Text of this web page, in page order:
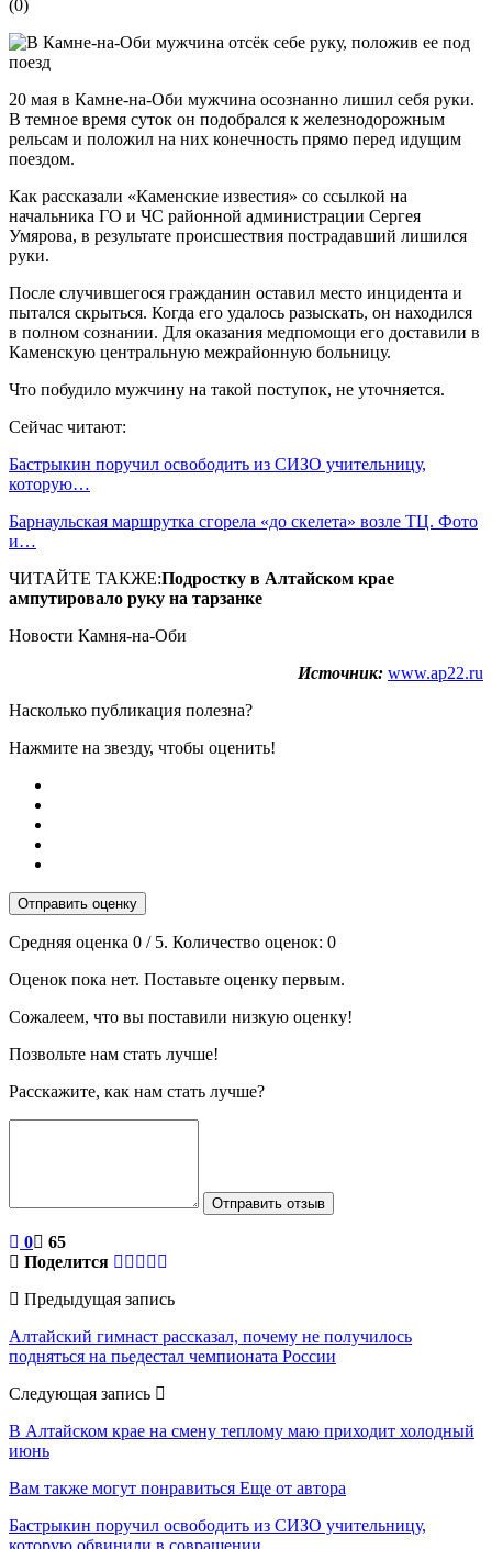
(0)
20 мая в Камне-на-Оби мужчина осознанно лишил себя руки.
В темное время суток он подобрался к железнодорожным
рельсам и положил на них конечность прямо перед идущим
поездом.
Как рассказали «Каменские известия» со ссылкой на
начальника ГО и ЧС районной администрации Сергея
Умярова, в результате происшествия пострадавший лишился
руки.
После случившегося гражданин оставил место инцидента и
пытался скрыться. Когда его удалось разыскать, он находился
в полном сознании. Для оказания медпомощи его доставили в
Каменскую центральную межрайонную больницу.
Что побудило мужчину на такой поступок, не уточняется.
Сейчас читают:
Бастрыкин поручил освободить из СИЗО учительницу,
которую…
Барнаульская маршрутка сгорела «до скелета» возле ТЦ. Фото
и…
ЧИТАЙТЕ ТАКЖЕ:Подростку в Алтайском крае
ампутировало руку на тарзанке
Новости Камня-на-Оби
Источник: www.ap22.ru
Насколько публикация полезна?
Нажмите на звезду, чтобы оценить!
Отправить оценку
Средняя оценка 0 / 5. Количество оценок: 0
Оценок пока нет. Поставьте оценку первым.
Сожалеем, что вы поставили низкую оценку!
Позвольте нам стать лучше!
Расскажите, как нам стать лучше?
Отправить отзыв
0
65
Поделится
Предыдущая запись
Алтайский гимнаст рассказал, почему не получилось
подняться на пьедестал чемпионата России
Следующая запись
В Алтайском крае на смену теплому маю приходит холодный
июнь
Вам также могут понравиться Еще от автора
Бастрыкин поручил освободить из СИЗО учительницу,
которую обвинили в совращении…